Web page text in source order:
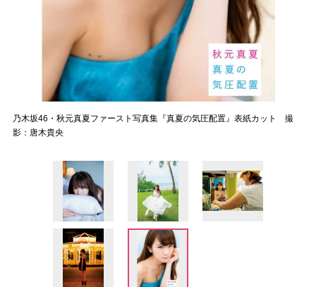
乃木坂46・秋元真夏ファースト写真集『真夏の気圧配置』表紙カット 撮
影：唐木貴央